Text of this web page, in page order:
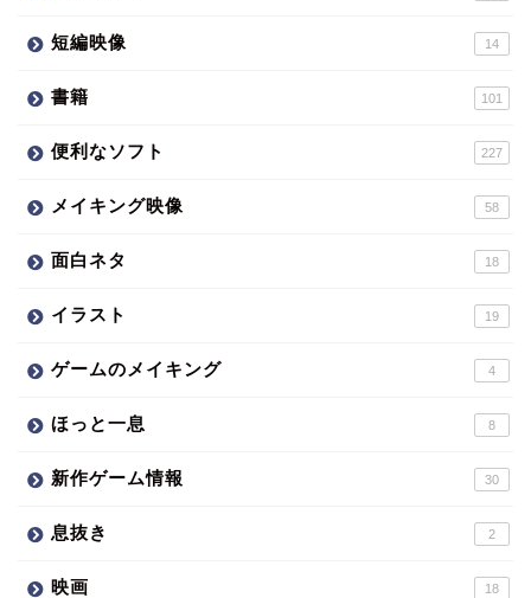
短編映像 14
書籍 101
便利なソフト 227
メイキング映像 58
面白ネタ 18
イラスト 19
ゲームのメイキング 4
ほっと一息 8
新作ゲーム情報 30
息抜き 2
映画 18